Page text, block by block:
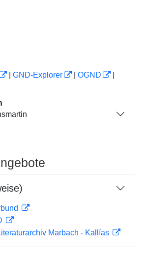
GND-Explorer OGND
Marbach - Kallías